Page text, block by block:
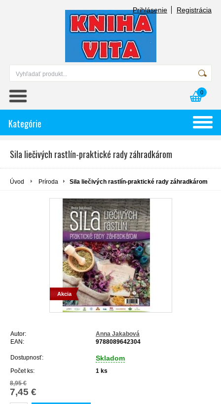
Prihlásenie Registrácia
0
Kategórie
Sila liečivých rastlín-praktické rady záhradkárom
Úvod Príroda Sila liečivých rastlín-praktické rady záhradkárom
Akcia
Autor:
Anna Jakabová
EAN:
9788089642304
Dostupnosť: Skladom
Počet ks: 1 ks
8,95 €
7,45 €